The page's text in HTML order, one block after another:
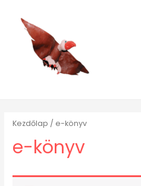
Kezdőlap / e-könyv
e-könyv